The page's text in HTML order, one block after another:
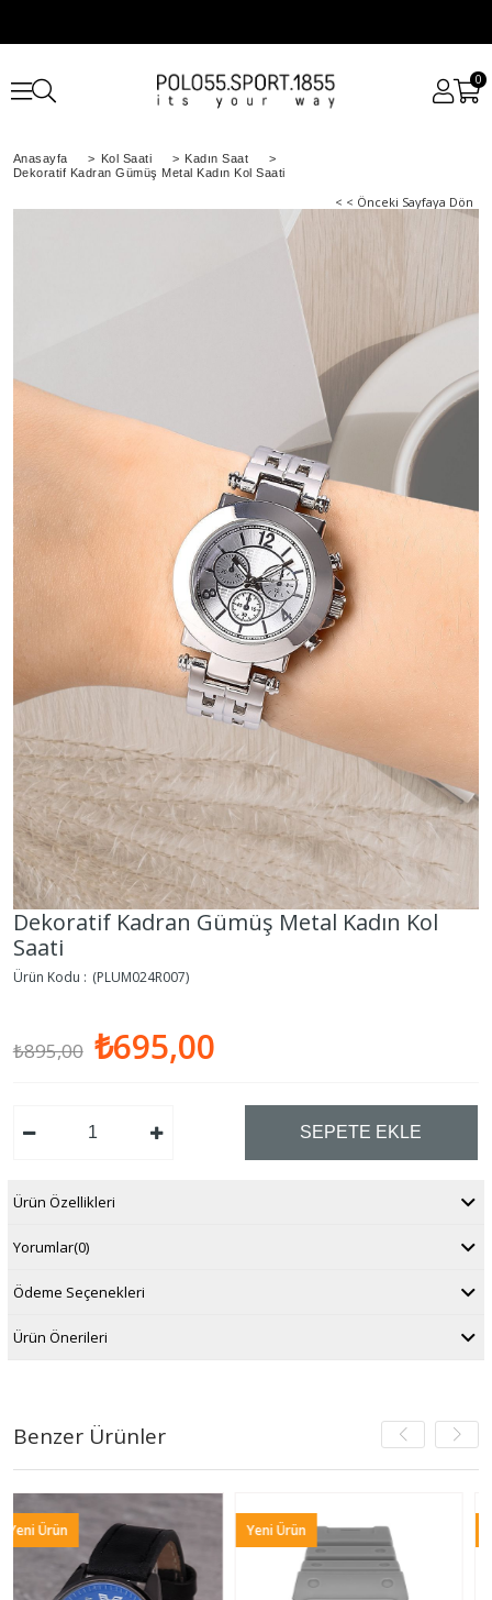
0
Anasayfa > Kol Saati > Kadın Saat
>
Dekoratif Kadran Gümüş Metal Kadın Kol Saati
< < Önceki Sayfaya Dön
Dekoratif Kadran Gümüş Metal Kadın Kol
Saati
(PLUM024R007)
₺895,00 ₺695,00
Ürün Özellikleri
Yorumlar(0)
Ödeme Seçenekleri
Ürün Önerileri
Benzer Ürünler
Yeni Ürün